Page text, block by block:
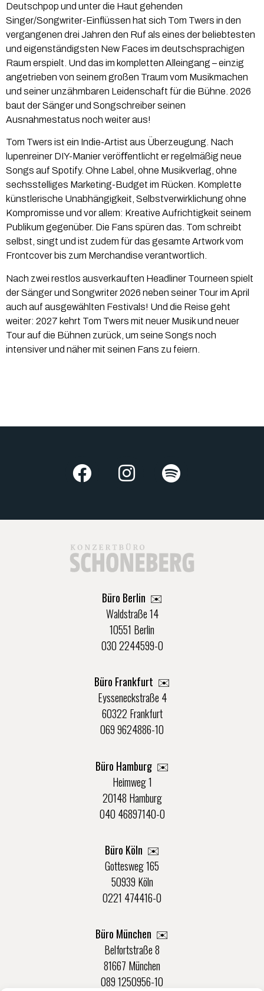
Deutschpop und unter die Haut gehenden
Singer/Songwriter-Einflüssen hat sich Tom Twers in den
vergangenen drei Jahren den Ruf als eines der beliebtesten
und eigenständigsten New Faces im deutschsprachigen
Raum erspielt. Und das im kompletten Alleingang – einzig
angetrieben von seinem großen Traum vom Musikmachen
und seiner unzähmbaren Leidenschaft für die Bühne. 2026
baut der Sänger und Songschreiber seinen
Ausnahmestatus noch weiter aus!
Tom Twers ist ein Indie-Artist aus Überzeugung. Nach
lupenreiner DIY-Manier veröﬀentlicht er regelmäßig neue
Songs auf Spotify. Ohne Label, ohne Musikverlag, ohne
sechsstelliges Marketing-Budget im Rücken. Komplette
künstlerische Unabhängigkeit, Selbstverwirklichung ohne
Kompromisse und vor allem: Kreative Aufrichtigkeit seinem
Publikum gegenüber. Die Fans spüren das. Tom schreibt
selbst, singt und ist zudem für das gesamte Artwork vom
Frontcover bis zum Merchandise verantwortlich.
Nach zwei restlos ausverkauften Headliner Tourneen spielt
der Sänger und Songwriter 2026 neben seiner Tour im April
auch auf ausgewählten Festivals! Und die Reise geht
weiter: 2027 kehrt Tom Twers mit neuer Musik und neuer
Tour auf die Bühnen zurück, um seine Songs noch
intensiver und näher mit seinen Fans zu feiern.
Büro Berlin ✉️
Waldstraße 14
10551 Berlin
030 2244599-0
Büro Frankfurt ✉️
Eysseneckstraße 4
60322 Frankfurt
069 9624886-10
Büro Hamburg ✉️
Heimweg 1
20148 Hamburg
040 46897140-0
Büro Köln ✉️
Gottesweg 165
50939 Köln
0221 474416-0
Büro München ✉️
Belfortstraße 8
81667 München
089 1250956-10